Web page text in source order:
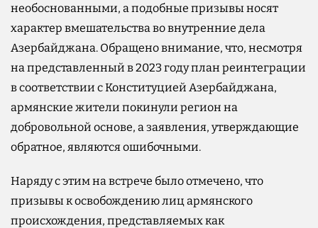
необоснованными, а подобные призывы носят
характер вмешательства во внутренние дела
Азербайджана. Обращено внимание, что, несмотря
на представленный в 2023 году план реинтеграции
в соответствии с Конституцией Азербайджана,
армянские жители покинули регион на
добровольной основе, а заявления, утверждающие
обратное, являются ошибочными.
Наряду с этим на встрече было отмечено, что
призывы к освобождению лиц армянского
происхождения, представляемых как